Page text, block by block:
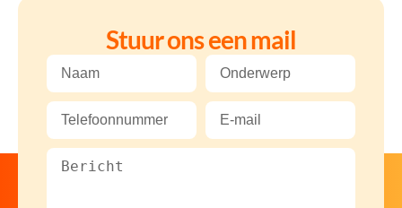
Stuur ons een mail